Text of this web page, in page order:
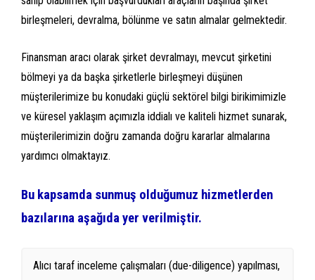
birleşmeleri, devralma, bölünme ve satın almalar gelmektedir.
Finansman aracı olarak şirket devralmayı, mevcut şirketini
bölmeyi ya da başka şirketlerle birleşmeyi düşünen
müşterilerimize bu konudaki güçlü sektörel bilgi birikimimizle
ve küresel yaklaşım açımızla iddialı ve kaliteli hizmet sunarak,
müşterilerimizin doğru zamanda doğru kararlar almalarına
yardımcı olmaktayız.
Bu kapsamda sunmuş olduğumuz hizmetlerden
bazılarına aşağıda yer verilmiştir.
Alıcı taraf inceleme çalışmaları (due-diligence) yapılması,